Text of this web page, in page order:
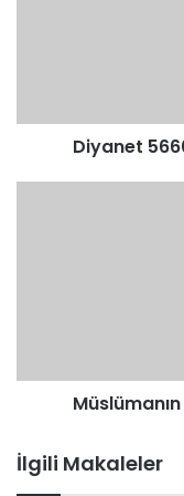
Diyanet
Müslümanın
İlgili Makaleler